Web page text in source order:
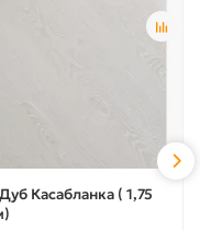
Касабланка ( 1,75